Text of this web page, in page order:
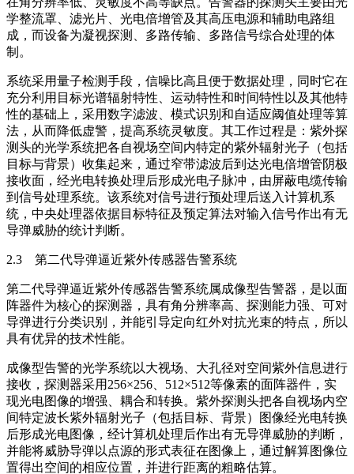
学整流罩、滤光片、光电倍增管及其高压电源和辅助电路组
成，而设备为凝视探测、多路传输、多路信号综合处理的体
制。
系统采用量子检测手段，信噪比高且便于数据处理，同时它在
充分利用目标光谱辐射特性、运动特性和时间特性以及其他特
性的基础上，采用数字滤波、模式识别和自适应阈值处理等算
法，从而降低虚警，提高系统灵敏度。其工作过程是：紫外探
测头的光学系统把各自视场空间内特定的紫外辐射光子（包括
目标与背景）收集起来，通过窄带滤波后到达光电倍增管阴极
接收面，经光电转换处理后形成光电子脉冲，由屏蔽电缆传输
到信号处理系统。该系统对信号进行预处理后送入计算机系
统，中央处理器依据目标特征及预定算法对输入信号作出有无
导弹威胁的统计判断。
2.3 第二代导弹逼近紫外传感器告警系统
第二代导弹逼近紫外传感器告警系统属成像型告警器，是以面
阵器件为核心的探测器，具有角分辨率高、探测能力强、可对
导弹进行分类识别，并能引导定向红外对抗光束的特点，所以
具有优异的技术性能。
成像型告警的光学系统以大视场、大孔径对空间紫外信息进行
接收，探测器采用256×256、512×512等像素的面阵器件，实
现光电图像的增强、耦合和转换。紫外探测头把各自视场内空
间特定波长紫外辐射光子（包括目标、背景）图像经光电转换
后形成光电图像，经计算机处理后作出有无导弹威胁的判断，
并能将威胁导弹以点源的形式表征在图像上，通过解算图像位
置得出空间的相应位置，并进行距离的粗略估算。